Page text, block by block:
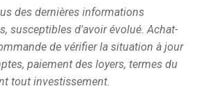
des dernières informations
susceptibles d'avoir évolué. Achat-
de vérifier la situation à jour
paiement des loyers, termes du
tout investissement.